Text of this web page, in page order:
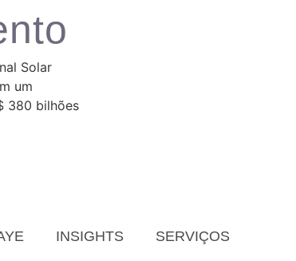
Solar
um
380 bilhões
INSIGHTS SERVIÇOS